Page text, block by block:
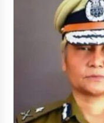
May
May